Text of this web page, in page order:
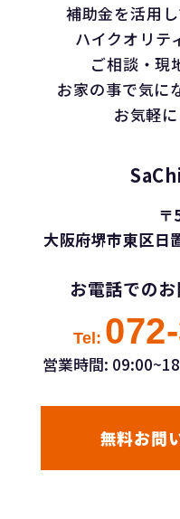
補助金を活用
ハイクオリテ
ご相談・現
お家の事で気に
お気軽
大阪府堺市東区日
お電話での
Tel:
営業時間:
無料お問